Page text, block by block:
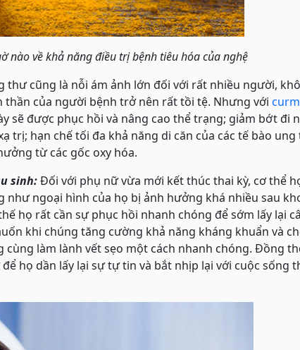
nào về khả năng điều trị bệnh tiêu hóa của nghệ
thư cũng là nỗi ám ảnh lớn đối với rất nhiều người,
của người bệnh trở nên rất tồi tệ. Nhưng với
sẽ được phục hồi và nâng cao thể trạng; giảm bớt đi
trị; hạn chế tối đa khả năng di căn của các tế bào
từ các gốc oxy hóa.
sinh:Đối với phụ nữ vừa mới kết thúc thai kỳ, cơ thể
như ngoại hình của họ bị ảnh hưởng khá nhiều sau
họ rất cần sự phục hồi nhanh chóng để sớm lấy lại
khi chúng tăng cường khả năng kháng khuẩn và
làm lành vết sẹo một cách nhanh chóng. Đồng
họ dần lấy lại sự tự tin và bắt nhịp lại với cuộc sống